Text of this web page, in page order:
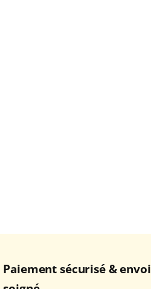
Paiement sécurisé & envoi